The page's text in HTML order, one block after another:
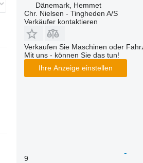
Dänemark, Hemmet
Chr. Nielsen - Tingheden A/S
Verkäufer kontaktieren
Verkaufen Sie Maschinen oder
Mit uns - können Sie das tun!
Ihre Anzeige einstellen
9